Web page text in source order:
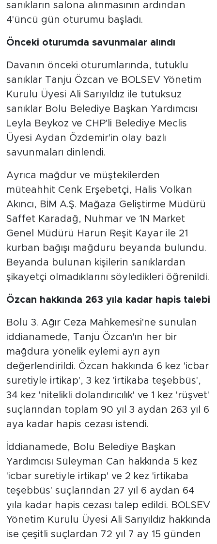
sanıkların salona alınmasının ardından
4'üncü gün oturumu başladı.
Önceki oturumda savunmalar alındı
Davanın önceki oturumlarında, tutuklu
sanıklar Tanju Özcan ve BOLSEV Yönetim
Kurulu Üyesi Ali Sarıyıldız ile tutuksuz
sanıklar Bolu Belediye Başkan Yardımcısı
Leyla Beykoz ve CHP'li Belediye Meclis
Üyesi Aydan Özdemir'in olay bazlı
savunmaları dinlendi.
Ayrıca mağdur ve müştekilerden
müteahhit Cenk Erşebetçi, Halis Volkan
Akıncı, BİM A.Ş. Mağaza Geliştirme Müdürü
Saffet Karadağ, Nuhmar ve 1N Market
Genel Müdürü Harun Reşit Kayar ile 21
kurban bağışı mağduru beyanda bulundu.
Beyanda bulunan kişilerin sanıklardan
şikayetçi olmadıklarını söyledikleri öğrenildi.
Özcan hakkında 263 yıla kadar hapis talebi
Bolu 3. Ağır Ceza Mahkemesi'ne sunulan
iddianamede, Tanju Özcan'ın her bir
mağdura yönelik eylemi ayrı ayrı
değerlendirildi. Özcan hakkında 6 kez 'icbar
suretiyle irtikap', 3 kez 'irtikaba teşebbüs',
34 kez 'nitelikli dolandırıcılık' ve 1 kez 'rüşvet'
suçlarından toplam 90 yıl 3 aydan 263 yıl 6
aya kadar hapis cezası istendi.
İddianamede, Bolu Belediye Başkan
Yardımcısı Süleyman Can hakkında 5 kez
'icbar suretiyle irtikap' ve 2 kez 'irtikaba
teşebbüs' suçlarından 27 yıl 6 aydan 64
yıla kadar hapis cezası talep edildi. BOLSEV
Yönetim Kurulu Üyesi Ali Sarıyıldız hakkında
ise çeşitli suçlardan 72 yıl 7 ay 15 günden